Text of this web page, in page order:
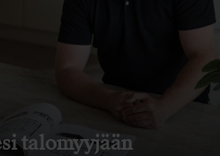
talomyyjään